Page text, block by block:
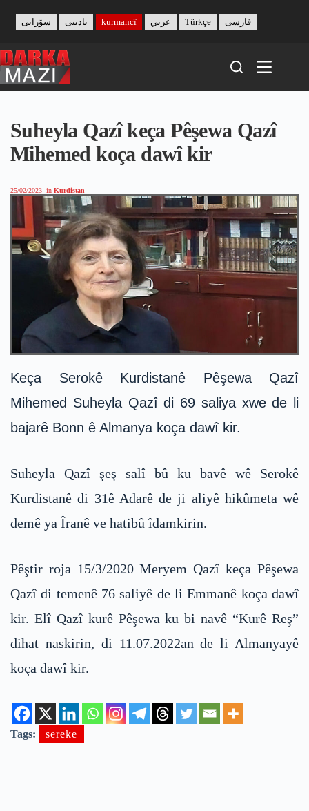
content
بادینی سۆرانی kurmancî عربي Türkçe فارسی
Suheyla Qazî keça Pêşewa Qazî
Mihemed koça dawî kir
25/02/2023 in Kurdistan
Keça Serokê Kurdistanê Pêşewa Qazî
Mihemed Suheyla Qazî di 69 saliya xwe de li
bajarê Bonn ê Almanya koça dawî kir.
Suheyla Qazî şeş salî bû ku bavê wê Serokê
Kurdistanê di 31ê Adarê de ji aliyê hikûmeta wê
demê ya Îranê ve hatibû îdamkirin.
Pêştir roja 15/3/2020 Meryem Qazî keça Pêşewa
Qazî di temenê 76 saliyê de li Emmanê koça dawî
kir. Elî Qazî kurê Pêşewa ku bi navê “Kurê Reş”
dihat naskirin, di 11.07.2022an de li Almanyayê
koça dawî kir.
Tags: sereke